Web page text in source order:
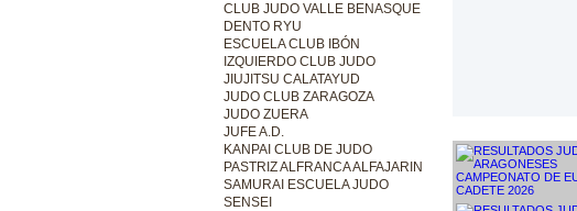
CLUB JUDO VALLE BENASQUE
DENTO RYU
ESCUELA CLUB IBÓN
IZQUIERDO CLUB JUDO
JIUJITSU CALATAYUD
JUDO CLUB ZARAGOZA
JUDO ZUERA
JUFE A.D.
KANPAI CLUB DE JUDO
PASTRIZ ALFRANCA ALFAJARIN
SAMURAI ESCUELA JUDO
SENSEI